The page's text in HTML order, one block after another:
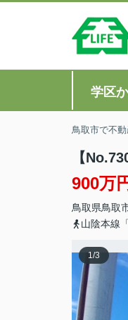
学区
鳥取市で不
【
900万
鳥取県鳥取
山陰本線
1/3